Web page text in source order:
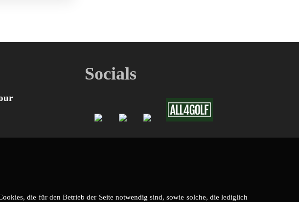
Socials
die für den Betrieb der Seite notwendig sind, sowie solche, die lediglich